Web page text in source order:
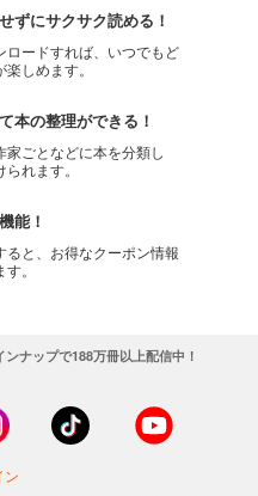
ずにサクサク読める！
ロードすれば、いつでもど
しめます。
本の整理ができる！
家ごとなどに本を分類し
れます。
能！
ると、お得なクーポン情報
。
ナップで188万冊以上配信中！
ン